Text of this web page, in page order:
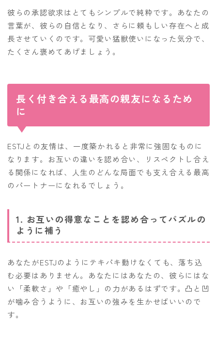
彼らの承認欲求はとてもシンプルで純粋です。あなたの
言葉が、彼らの自信となり、さらに頼もしい存在へと成
長させていくのです。可愛い猛獣使いになった気分で、
たくさん褒めてあげましょう。
長く付き合える最高の親友になるため
に
ESTJとの友情は、一度築かれると非常に強固なものに
なります。お互いの違いを認め合い、リスペクトし合え
る関係になれば、人生のどんな局面でも支え合える最高
のパートナーになれるでしょう。
1. お互いの得意なことを認め合ってパズルの
ように補う
あなたがESTJのようにテキパキ動けなくても、落ち込
む必要はありません。あなたにはあなたの、彼らにはな
い「柔軟さ」や「癒やし」の力があるはずです。凸と凹
が噛み合うように、お互いの強みを生かせばいいので
す。